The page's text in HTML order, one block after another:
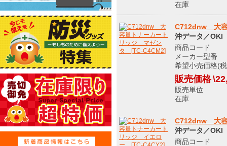
在庫 メ
C712dnw 大
沖データ／OKI
商品コー
メーカー型
希望小売価格(
販売価格
販売単
在庫 メ
C712dnw 大
沖データ／OKI
商品コー